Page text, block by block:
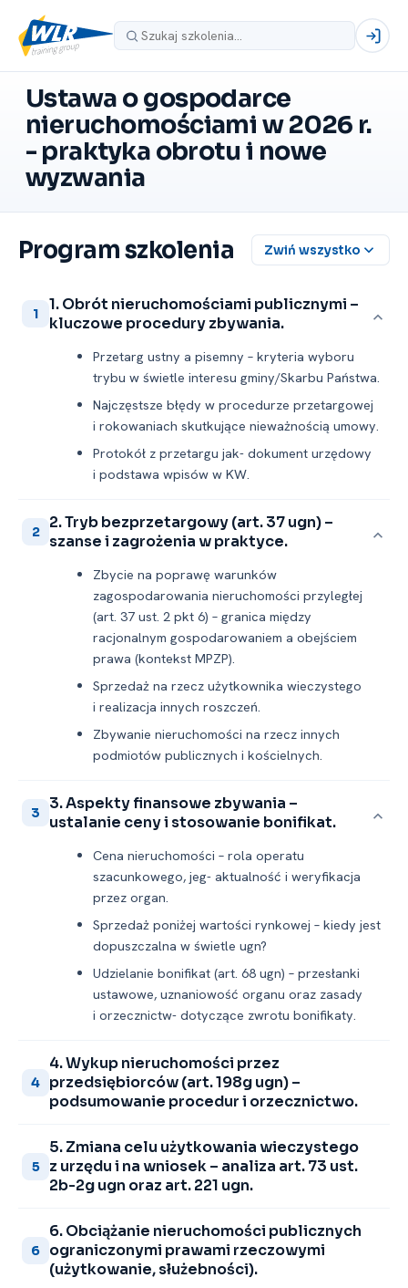
Ustawa o gospodarce
nieruchomościami w 2026 r.
-⁠ praktyka obrotu i nowe
wyzwania
Program szkolenia Zwiń wszystko
1
1. Obrót nieruchomościami publicznymi –
kluczowe procedury zbywania.
Przetarg ustny a pisemny – kryteria wyboru
trybu w świetle interesu gminy/Skarbu Państwa.
Najczęstsze błędy w procedurze przetargowej
i rokowaniach skutkujące nieważnością umowy.
Protokół z przetargu jak- dokument urzędowy
i podstawa wpisów w KW.
2
2. Tryb bezprzetargowy (art. 37 ugn) –
szanse i zagrożenia w praktyce.
Zbycie na poprawę warunków
zagospodarowania nieruchomości przyległej
(art. 37 ust. 2 pkt 6) – granica między
racjonalnym gospodarowaniem a obejściem
prawa (kontekst MPZP).
Sprzedaż na rzecz użytkownika wieczystego
i realizacja innych roszczeń.
Zbywanie nieruchomości na rzecz innych
podmiotów publicznych i kościelnych.
3
3. Aspekty finansowe zbywania –
ustalanie ceny i stosowanie bonifikat.
Cena nieruchomości – rola operatu
szacunkowego, jeg- aktualność i weryfikacja
przez organ.
Sprzedaż poniżej wartości rynkowej – kiedy jest
dopuszczalna w świetle ugn?
Udzielanie bonifikat (art. 68 ugn) – przesłanki
ustawowe, uznaniowość organu oraz zasady
i orzecznictw- dotyczące zwrotu bonifikaty.
4
4. Wykup nieruchomości przez
przedsiębiorców (art. 198g ugn) –
podsumowanie procedur i orzecznictwo.
5
5. Zmiana celu użytkowania wieczystego
z urzędu i na wniosek – analiza art. 73 ust.
2b-2g ugn oraz art. 221 ugn.
6
6. Obciążanie nieruchomości publicznych
ograniczonymi prawami rzeczowymi
(użytkowanie, służebności).